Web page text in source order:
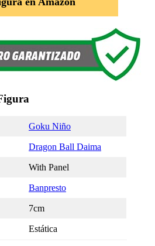
Goku Niño
Dragon Ball Daima
With Panel
Banpresto
7cm
Estática